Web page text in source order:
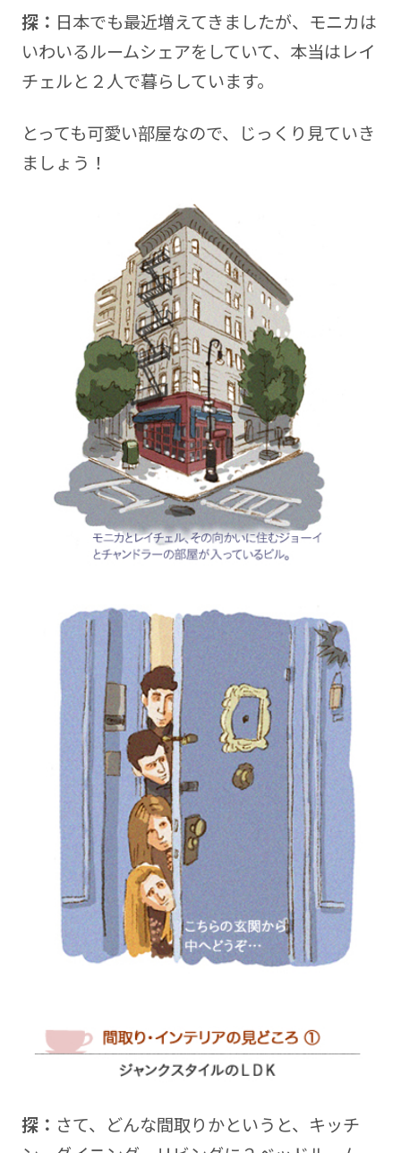
探： 日本でも最近増えてきましたが、モニカは
いわいるルームシェアをしていて、本当はレイ
チェルと２人で暮らしています。
とっても可愛い部屋なので、じっくり見ていき
ましょう！
探： さて、どんな間取りかというと、キッチ